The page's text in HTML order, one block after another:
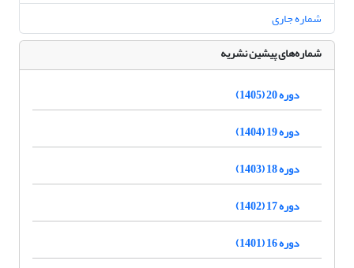
شماره جاری
شماره‌های پیشین نشریه
دوره 20 (1405)
دوره 19 (1404)
دوره 18 (1403)
دوره 17 (1402)
دوره 16 (1401)